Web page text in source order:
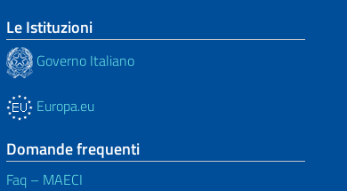
Le Istituzioni
Governo Italiano
Europa.eu
Domande frequenti
Faq – MAECI